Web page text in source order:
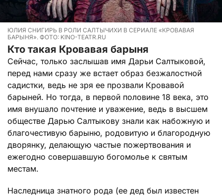
ЮЛИЯ СНИГИРЬ В РОЛИ САЛТЫЧИХИ В СЕРИАЛЕ «КРОВАВАЯ
БАРЫНЯ». ФОТО: KINO-TEATR.RU
Кто такая Кровавая барыня
Сейчас, только заслышав имя Дарьи Салтыковой,
перед нами сразу же встает образ безжалостной
садистки, ведь не зря ее прозвали Кровавой
барыней. Но тогда, в первой половине 18 века, это
имя внушало почтение и уважение, ведь в высшем
обществе Дарью Салтыкову знали как набожную и
благочестивую барыню, родовитую и благородную
дворянку, делающую частые пожертвования и
ежегодно совершавшую богомолье к святым
местам.
Наследница знатного рода (ее дед был известен